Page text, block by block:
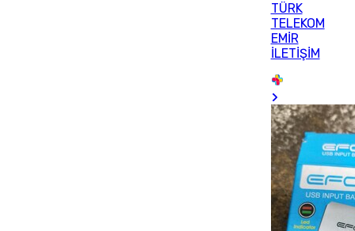
TÜRK
TELEKOM
EMİR
İLETİŞİM